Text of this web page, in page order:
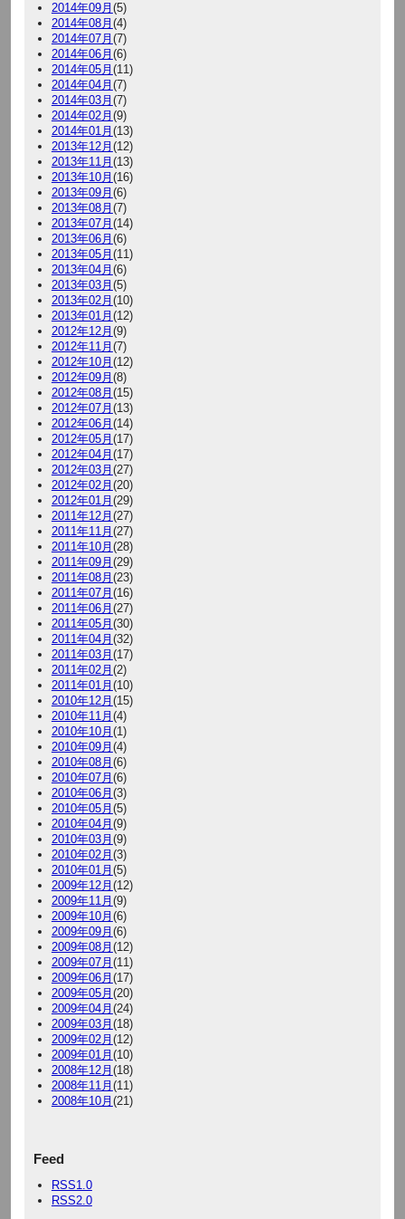
2014年09月 (5)
2014年08月 (4)
2014年07月 (7)
2014年06月 (6)
2014年05月 (11)
2014年04月 (7)
2014年03月 (7)
2014年02月 (9)
2014年01月 (13)
2013年12月 (12)
2013年11月 (13)
2013年10月 (16)
2013年09月 (6)
2013年08月 (7)
2013年07月 (14)
2013年06月 (6)
2013年05月 (11)
2013年04月 (6)
2013年03月 (5)
2013年02月 (10)
2013年01月 (12)
2012年12月 (9)
2012年11月 (7)
2012年10月 (12)
2012年09月 (8)
2012年08月 (15)
2012年07月 (13)
2012年06月 (14)
2012年05月 (17)
2012年04月 (17)
2012年03月 (27)
2012年02月 (20)
2012年01月 (29)
2011年12月 (27)
2011年11月 (27)
2011年10月 (28)
2011年09月 (29)
2011年08月 (23)
2011年07月 (16)
2011年06月 (27)
2011年05月 (30)
2011年04月 (32)
2011年03月 (17)
2011年02月 (2)
2011年01月 (10)
2010年12月 (15)
2010年11月 (4)
2010年10月 (1)
2010年09月 (4)
2010年08月 (6)
2010年07月 (6)
2010年06月 (3)
2010年05月 (5)
2010年04月 (9)
2010年03月 (9)
2010年02月 (3)
2010年01月 (5)
2009年12月 (12)
2009年11月 (9)
2009年10月 (6)
2009年09月 (6)
2009年08月 (12)
2009年07月 (11)
2009年06月 (17)
2009年05月 (20)
2009年04月 (24)
2009年03月 (18)
2009年02月 (12)
2009年01月 (10)
2008年12月 (18)
2008年11月 (11)
2008年10月 (21)
Feed
RSS1.0
RSS2.0